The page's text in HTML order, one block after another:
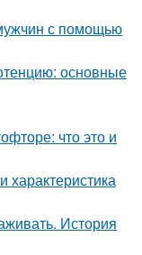
с помощью
основные
что это и
История